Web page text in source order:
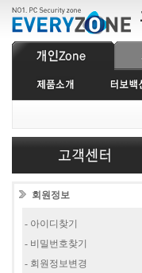
회원정보
- 아이디찾기
- 비밀번호찾기
- 회원정보변경